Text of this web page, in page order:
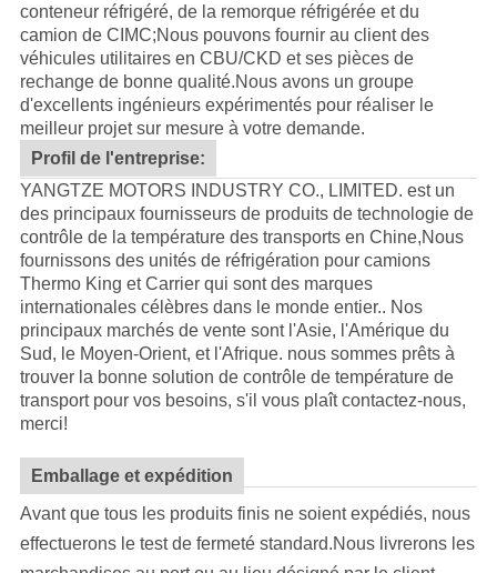
conteneur réfrigéré, de la remorque réfrigérée et du
camion de CIMC;Nous pouvons fournir au client des
véhicules utilitaires en CBU/CKD et ses pièces de
rechange de bonne qualité.Nous avons un groupe
d'excellents ingénieurs expérimentés pour réaliser le
meilleur projet sur mesure à votre demande.
Profil de l'entreprise:
YANGTZE MOTORS INDUSTRY CO., LIMITED. est un
des principaux fournisseurs de produits de technologie de
contrôle de la température des transports en Chine,Nous
fournissons des unités de réfrigération pour camions
Thermo King et Carrier qui sont des marques
internationales célèbres dans le monde entier.. Nos
principaux marchés de vente sont l'Asie, l'Amérique du
Sud, le Moyen-Orient, et l'Afrique. nous sommes prêts à
trouver la bonne solution de contrôle de température de
transport pour vos besoins, s'il vous plaît contactez-nous,
merci!
Emballage et expédition
Avant que tous les produits finis ne soient expédiés, nous
effectuerons le test de fermeté standard.Nous livrerons les